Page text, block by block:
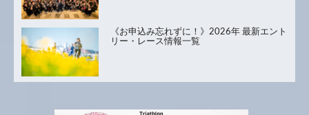
《お申込み忘れずに！》2026年 最新エント
リー・レース情報一覧